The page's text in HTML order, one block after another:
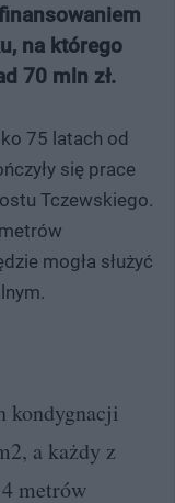
na którego
70 mln zł.
75 latach od
się prace
Tczewskiego.
mogła służyć
kondygnacji
a każdy z
metrów